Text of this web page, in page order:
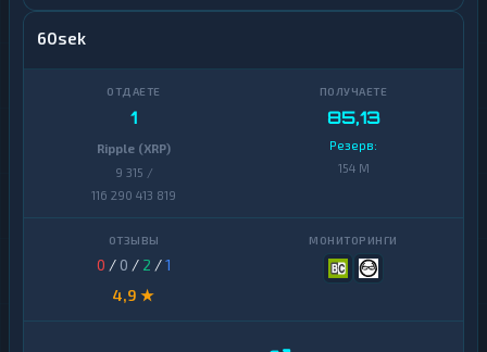
60sek
1
Ripple (XRP)
9 315 /
116 290 413 819
85,13
Резерв:
154 M
0 / 0 / 2 /1
4,9 ★